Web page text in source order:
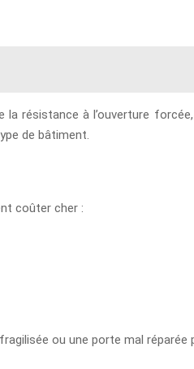
résistance à l’ouverture
de bâtiment.
coûter cher :
ou une porte mal réparée